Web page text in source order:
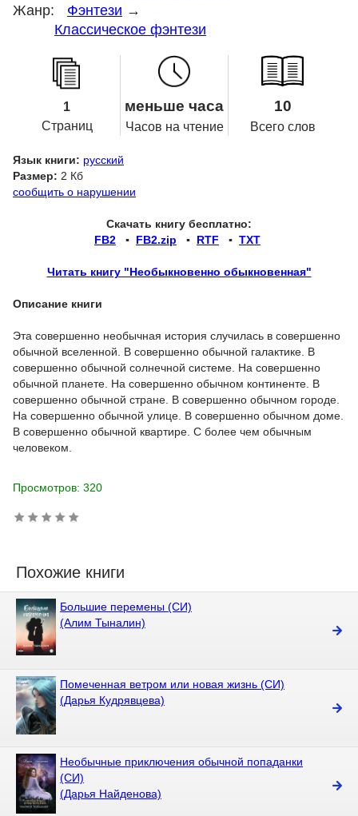
Жанр: Фэнтези →
Классическое фэнтези
1
Страниц
меньше часа
Часов на чтение
10
Всего слов
Язык книги: русский
Размер: 2 Кб
сообщить о нарушении
Скачать книгу бесплатно:
FB2 ▪ FB2.zip ▪ RTF ▪ TXT
Читать книгу "Необыкновенно обыкновенная"
Описание книги
Эта совершенно необычная история случилась в совершенно
обычной вселенной. В совершенно обычной галактике. В
совершенно обычной солнечной системе. На совершенно
обычной планете. На совершенно обычном континенте. В
совершенно обычной стране. В совершенно обычном городе.
На совершенно обычной улице. В совершенно обычном доме.
В совершенно обычной квартире. С более чем обычным
человеком.
Просмотров: 320
Похожие книги
Большие перемены (СИ)
(Алим Тыналин)
Помеченная ветром или новая жизнь (СИ)
(Дарья Кудрявцева)
Необычные приключения обычной попаданки
(СИ)
(Дарья Найденова)